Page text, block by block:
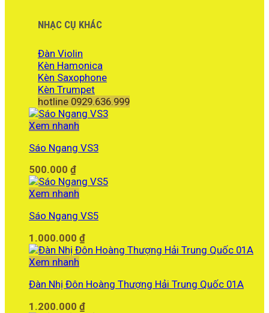
NHẠC CỤ KHÁC
Đàn Violin
Kèn Hamonica
Kèn Saxophone
Kèn Trumpet
hotline 0929.636.999
Xem nhanh
Sáo Ngang VS3
500.000 ₫
Xem nhanh
Sáo Ngang VS5
1.000.000 ₫
Xem nhanh
Đàn Nhị Đôn Hoàng Thượng Hải Trung Quốc 01A
1.200.000 ₫